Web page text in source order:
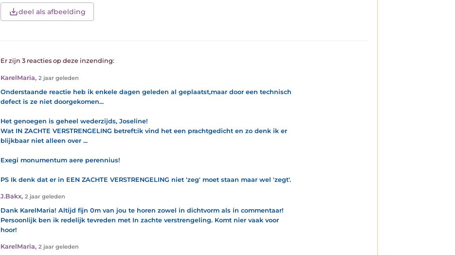
deel als afbeelding
Er zijn 3 reacties op deze inzending:
KarelMaria, 2 jaar geleden
Onderstaande reactie heb ik enkele dagen geleden al geplaatst,maar door een technisch
defect is ze niet doorgekomen...
Het genoegen is geheel wederzijds, Joseline!
Wat IN ZACHTE VERSTRENGELING betreft:ik vind het een prachtgedicht en zo denk ik er
blijkbaar niet alleen over ...
Exegi monumentum aere perennius!
PS Ik denk dat er in EEN ZACHTE VERSTRENGELING niet 'zeg' moet staan maar wel 'zegt'.
J.Bakx, 2 jaar geleden
Dank KarelMaria! Altijd fijn 0m van jou te horen zowel in dichtvorm als in commentaar!
Persoonlijk ben ik redelijk tevreden met In zachte verstrengeling. Komt nier vaak voor
hoor!
KarelMaria, 2 jaar geleden